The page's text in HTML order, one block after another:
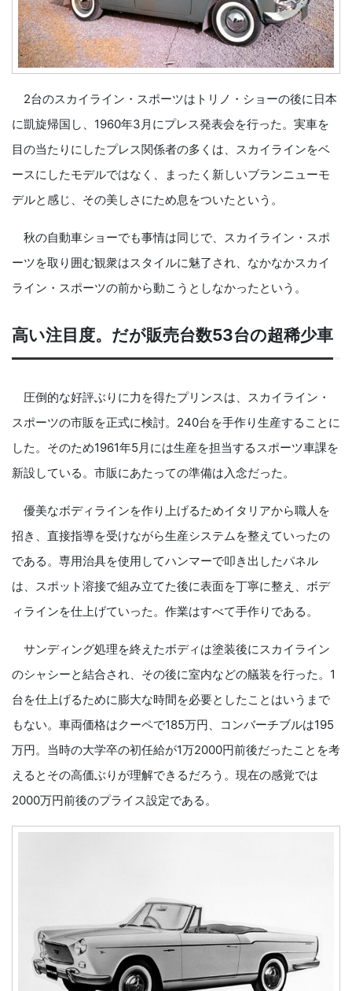
2台のスカイライン・スポーツはトリノ・ショーの後に日本
に凱旋帰国し、1960年3月にプレス発表会を行った。実車を
目の当たりにしたプレス関係者の多くは、スカイラインをベ
ースにしたモデルではなく、まったく新しいブランニューモ
デルと感じ、その美しさにため息をついたという。
秋の自動車ショーでも事情は同じで、スカイライン・スポ
ーツを取り囲む観衆はスタイルに魅了され、なかなかスカイ
ライン・スポーツの前から動こうとしなかったという。
高い注目度。だが販売台数53台の超稀少車
圧倒的な好評ぶりに力を得たプリンスは、スカイライン・
スポーツの市販を正式に検討。240台を手作り生産することに
した。そのため1961年5月には生産を担当するスポーツ車課を
新設している。市販にあたっての準備は入念だった。
優美なボディラインを作り上げるためイタリアから職人を
招き、直接指導を受けながら生産システムを整えていったの
である。専用治具を使用してハンマーで叩き出したパネル
は、スポット溶接で組み立てた後に表面を丁寧に整え、ボデ
ィラインを仕上げていった。作業はすべて手作りである。
サンディング処理を終えたボディは塗装後にスカイライン
のシャシーと結合され、その後に室内などの艤装を行った。1
台を仕上げるために膨大な時間を必要としたことはいうまで
もない。車両価格はクーペで185万円、コンバーチブルは195
万円。当時の大学卒の初任給が1万2000円前後だったことを考
えるとその高価ぶりが理解できるだろう。現在の感覚では
2000万円前後のプライス設定である。